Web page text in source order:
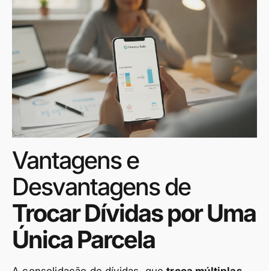
Vantagens e
Desvantagens de
Trocar Dívidas por Uma
Única Parcela